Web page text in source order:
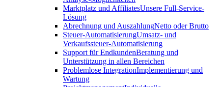
Marktplatz und AffiliatesUnsere Full-Service-
Lösung
Abrechnung und AuszahlungNetto oder Brutto
Steuer-AutomatisierungUmsatz- und
Verkaufssteuer-Automatisierung
Support für EndkundenBeratung und
Unterstützung in allen Bereichen
Problemlose IntegrationImplementierung und
Wartung